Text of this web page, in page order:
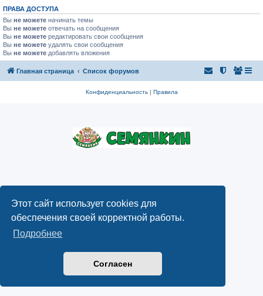
Этот сайт использует cookies для
обеспечения своей корректной работы.
Подробнее
Согласен
ПРАВА ДОСТУПА
Вы не можете начинать темы
Вы не можете отвечать на сообщения
Вы не можете редактировать свои сообщения
Вы не можете удалять свои сообщения
Вы не можете добавлять вложения
Главная страница Список форумов
Конфиденциальность| Правила